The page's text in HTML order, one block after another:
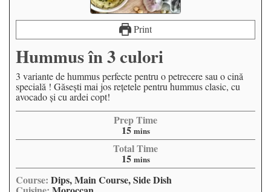
Print
Hummus în 3 culori
3 variante de hummus perfecte pentru o petrecere sau o cină
specială ! Găseşti mai jos reţetele pentru hummus clasic, cu
avocado şi cu ardei copt!
Prep Time
15 mins
Total Time
15 mins
Course: Dips, Main Course, Side Dish